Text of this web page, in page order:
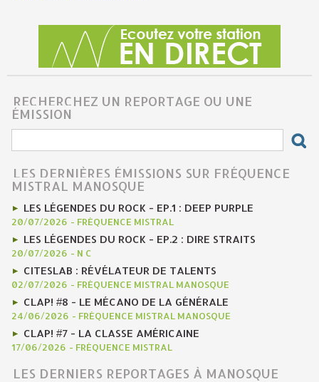
RECHERCHEZ UN REPORTAGE OU UNE
ÉMISSION
LES DERNIÈRES ÉMISSIONS SUR FRÉQUENCE
MISTRAL MANOSQUE
LES LÉGENDES DU ROCK - EP.1 : DEEP PURPLE
20/07/2026 - FRÉQUENCE MISTRAL
LES LÉGENDES DU ROCK - EP.2 : DIRE STRAITS
20/07/2026 - N C
CITESLAB : RÉVÉLATEUR DE TALENTS
02/07/2026 - FRÉQUENCE MISTRAL MANOSQUE
CLAP! #8 - LE MÉCANO DE LA GÉNÉRALE
24/06/2026 - FRÉQUENCE MISTRAL MANOSQUE
CLAP! #7 - LA CLASSE AMÉRICAINE
17/06/2026 - FRÉQUENCE MISTRAL
LES DERNIERS REPORTAGES À MANOSQUE